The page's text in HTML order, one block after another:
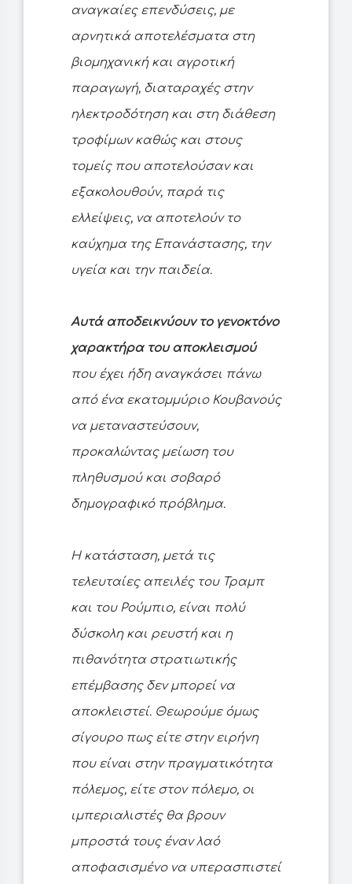
αναγκαίες επενδύσεις, με
αρνητικά αποτελέσματα στη
βιομηχανική και αγροτική
παραγωγή, διαταραχές στην
ηλεκτροδότηση και στη διάθεση
τροφίμων καθώς και στους
τομείς που αποτελούσαν και
εξακολουθούν, παρά τις
ελλείψεις, να αποτελούν το
καύχημα της Επανάστασης, την
υγεία και την παιδεία.
Αυτά αποδεικνύουν το γενοκτόνο
χαρακτήρα του αποκλεισμού
που έχει ήδη αναγκάσει πάνω
από ένα εκατομμύριο Κουβανούς
να μεταναστεύσουν,
προκαλώντας μείωση του
πληθυσμού και σοβαρό
δημογραφικό πρόβλημα.
Η κατάσταση, μετά τις
τελευταίες απειλές του Τραμπ
και του Ρούμπιο, είναι πολύ
δύσκολη και ρευστή και η
πιθανότητα στρατιωτικής
επέμβασης δεν μπορεί να
αποκλειστεί. Θεωρούμε όμως
σίγουρο πως είτε στην ειρήνη
που είναι στην πραγματικότητα
πόλεμος, είτε στον πόλεμο, οι
ιμπεριαλιστές θα βρουν
μπροστά τους έναν λαό
αποφασισμένο να υπερασπιστεί